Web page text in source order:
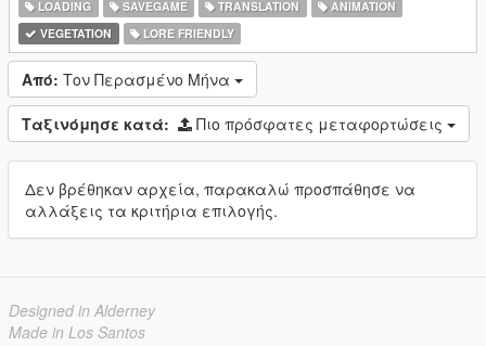
LOADING
SAVEGAME TRANSLATION
ANIMATION
VEGETATION
LORE FRIENDLY
Από: Τον Περασμένο Μήνα
Ταξινόμησε κατά: Πιο πρόσφατες μεταφορτώσεις
Δεν βρέθηκαν αρχεία, παρακαλώ προσπάθησε να
αλλάξεις τα κριτήρια επιλογής.
Designed in Alderney
Made in Los Santos